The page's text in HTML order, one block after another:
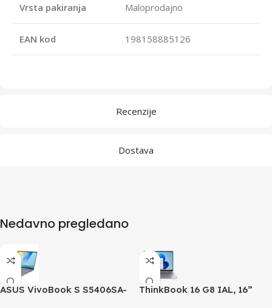
Recenzije
Dostava
Vrsta pakiranja Maloprodajno
EAN kod 198158885126
Nedavno pregledano
ASUS VivoBook S S5406SA-
ThinkBook 16 G8 IAL, 16”